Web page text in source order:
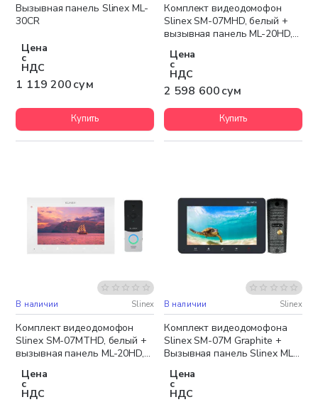
Вызывная панель Slinex ML-
30CR
Цена
с
НДС
1 119 200 сум
Купить
Комплект видеодомофон
Slinex SM-07MHD, белый +
вызывная панель ML-20HD,
Цена
с
НДС
2 598 600 сум
Купить
Бесплатная доставка
В наличии Slinex
Комплект видеодомофон
Slinex SM-07MTHD, белый +
вызывная панель ML-20HD,
Цена
с
НДС
Бесплатная доставка
В наличии Slinex
Комплект видеодомофона
Slinex SM-07M Graphite +
Вызывная панель Slinex ML-
Цена
с
НДС